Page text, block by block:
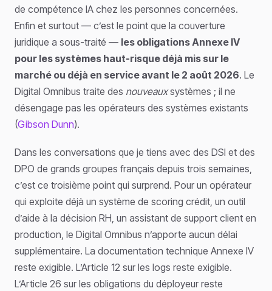
de compétence IA chez les personnes concernées.
Enfin et surtout — c’est le point que la couverture
juridique a sous-traité — les obligations Annexe IV
pour les systèmes haut-risque déjà mis sur le
marché ou déjà en service avant le 2 août 2026. Le
Digital Omnibus traite des nouveauxsystèmes ; il ne
désengage pas les opérateurs des systèmes existants
(Gibson Dunn).
Dans les conversations que je tiens avec des DSI et des
DPO de grands groupes français depuis trois semaines,
c’est ce troisième point qui surprend. Pour un opérateur
qui exploite déjà un système de scoring crédit, un outil
d’aide à la décision RH, un assistant de support client en
production, le Digital Omnibus n’apporte aucun délai
supplémentaire. La documentation technique Annexe IV
reste exigible. L’Article 12 sur les logs reste exigible.
L’Article 26 sur les obligations du déployeur reste